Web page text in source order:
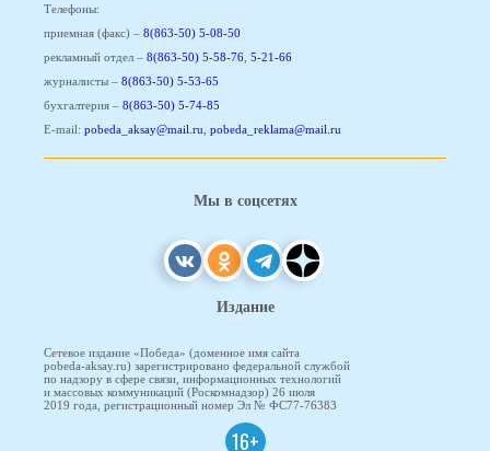
Телефоны:
приемная (факс) – 8(863-50) 5-08-50
рекламный отдел – 8(863-50) 5-58-76 5-21-66
журналисты – 8(863-50) 5-53-65
бухгалтерия – 8(863-50) 5-74-85
E-mail: pobeda_aksay@mail.ru pobeda_reklama@mail.ru
Мы в соцсетях
Издание
Сетевое издание «Победа» (доменное имя сайта
pobeda-aksay.ru) зарегистрировано федеральной службой
по надзору в сфере связи, информационных технологий
и массовых коммуникаций (Роскомнадзор) 26 июля
2019 года, регистрационный номер Эл № ФС77-76383
16+